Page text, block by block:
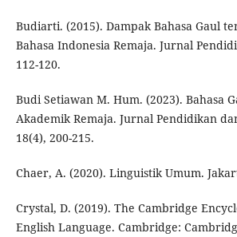
Budiarti. (2015). Dampak Bahasa Gaul
Bahasa Indonesia Remaja. Jurnal
112-120.
Budi Setiawan M. Hum. (2023). Bahasa
Akademik Remaja. Jurnal Pendidikan
18(4), 200-215.
Chaer, A. (2020). Linguistik Umum.
Crystal, D. (2019). The Cambridge
English Language. Cambridge: